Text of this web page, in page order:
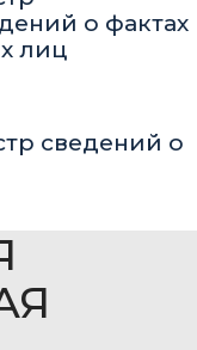
о фактах
лиц
сведений о